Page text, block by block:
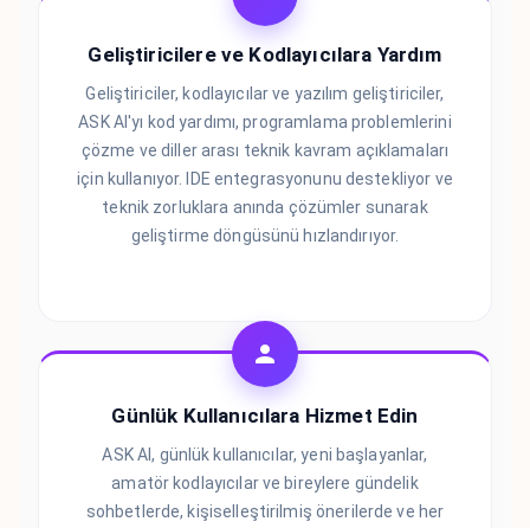
Geliştiricilere ve Kodlayıcılara Yardım
Geliştiriciler, kodlayıcılar ve yazılım geliştiriciler,
ASK AI'yı kod yardımı, programlama problemlerini
çözme ve diller arası teknik kavram açıklamaları
için kullanıyor. IDE entegrasyonunu destekliyor ve
teknik zorluklara anında çözümler sunarak
geliştirme döngüsünü hızlandırıyor.
Günlük Kullanıcılara Hizmet Edin
ASK AI, günlük kullanıcılar, yeni başlayanlar,
amatör kodlayıcılar ve bireylere gündelik
sohbetlerde, kişiselleştirilmiş önerilerde ve her